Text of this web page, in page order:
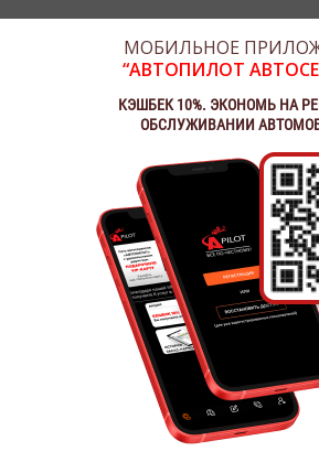
МОБИЛЬНОЕ
“АВТОПИЛОТ
КЭШБЕК 10%. ЭКОНОМЬ НА
ОБСЛУЖИВАНИИ